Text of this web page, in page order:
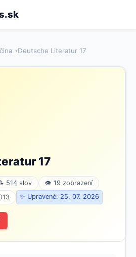
Deutsche Literatur 17
17
514 slov
👁 19 zobrazení
✨ Upravené: 25. 07. 2026